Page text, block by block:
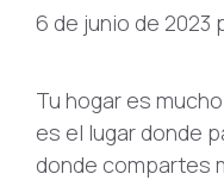
6 de junio de 2023
Tu hogar es
es el lugar donde
donde compartes